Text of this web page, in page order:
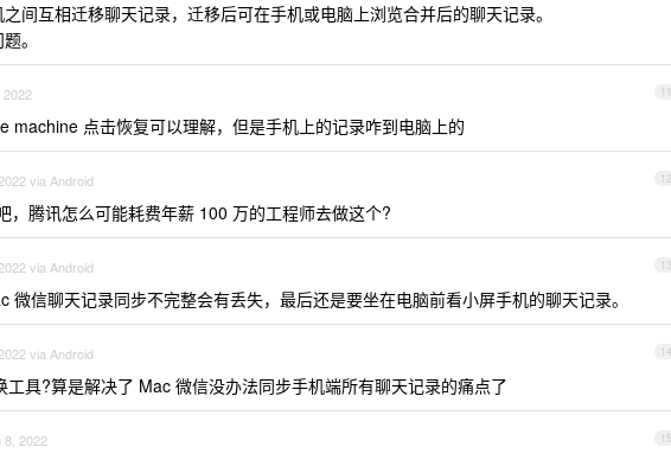
间互相迁移聊天记录，迁移后可在手机或电脑上浏览合并后的聊天记录。
。
11
2022
machine 点击恢复可以理解，但是手机上的记录咋到电脑上的
12
via Android
，腾讯怎么可能耗费年薪 100 万的工程师去做这个?
13
via Android
微信聊天记录同步不完整会有丢失，最后还是要坐在电脑前看小屏手机的聊天记录。
14
via Android
工具?算是解决了 Mac 微信没办法同步手机端所有聊天记录的痛点了
15
8, 2022